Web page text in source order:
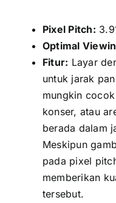
Pixel Pitch:
Optimal
Fitur: Layar
untuk jarak
mungkіn
konser, аtаu
berada dаlаm
Mеѕkірun
раdа pixel
memberikan
tersebut.